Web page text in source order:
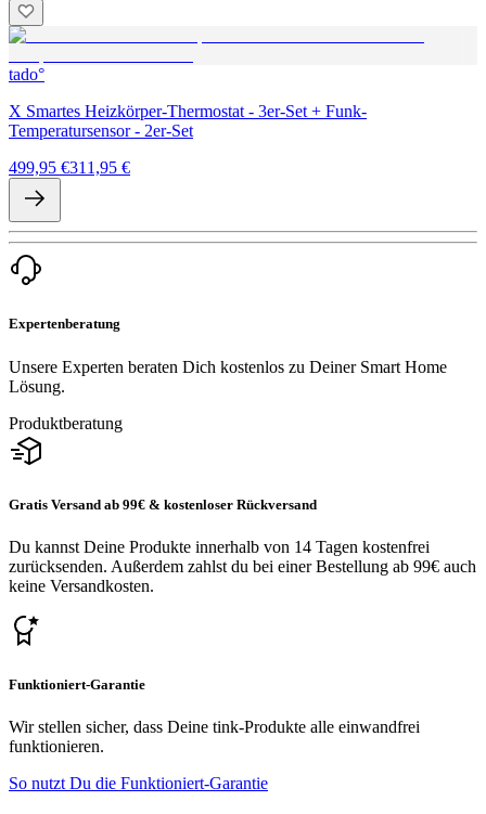
tado°
X Smartes Heizkörper-Thermostat - 3er-Set + Funk-
Temperatursensor - 2er-Set
499,95 €311,95 €
Expertenberatung
Unsere Experten beraten Dich kostenlos zu Deiner Smart Home
Lösung.
Produktberatung
Gratis Versand ab 99€ & kostenloser Rückversand
Du kannst Deine Produkte innerhalb von 14 Tagen kostenfrei
zurücksenden. Außerdem zahlst du bei einer Bestellung ab 99€ auch
keine Versandkosten.
Funktioniert-Garantie
Wir stellen sicher, dass Deine tink-Produkte alle einwandfrei
funktionieren.
So nutzt Du die Funktioniert-Garantie